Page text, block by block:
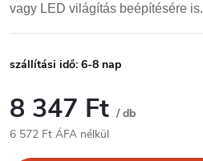
vagy LED világítás beépítésére is.
szállítási idő: 6-8 nap
8 347 Ft / db
6 572 Ft ÁFA nélkül